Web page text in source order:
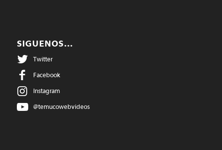
SIGUENOS…
Twitter
Facebook
Instagram
@temucowebvideos